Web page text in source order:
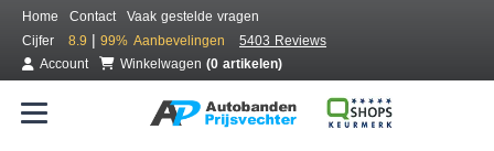
Home Contact
Vaak gestelde vragen
Cijfer
8.9 | 99% Aanbevelingen
5403 Reviews
Account
Winkelwagen (0 artikelen)